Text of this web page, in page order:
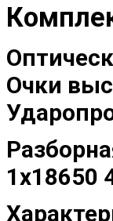
Очки
1х18650